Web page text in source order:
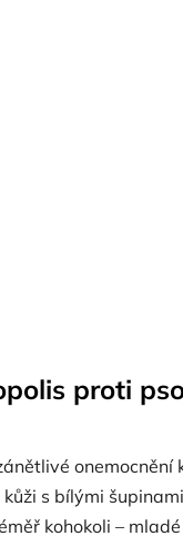
proti
s bílými
kohokoli –